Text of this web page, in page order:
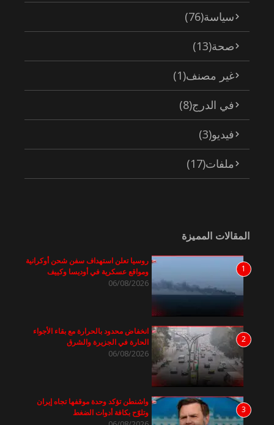
سياسة(76)
صحة(13)
غير مصنف(1)
في الدرج(8)
فيديو(3)
ملفات(17)
المقالات المميزة
1
روسيا تعلن استهداف سفن شحن أوكرانية
ومواقع عسكرية في أوديسا وكييف
06/08/2026
2
انخفاض محدود بالحرارة مع بقاء الأجواء
الحارة في الجزيرة والشرق
06/08/2026
3
واشنطن تؤكد وحدة موقفها تجاه إيران
وتلوّح بكافة أدوات الضغط